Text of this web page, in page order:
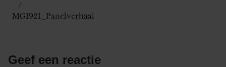
MG1921_Panelverhaal
Geef een reactie